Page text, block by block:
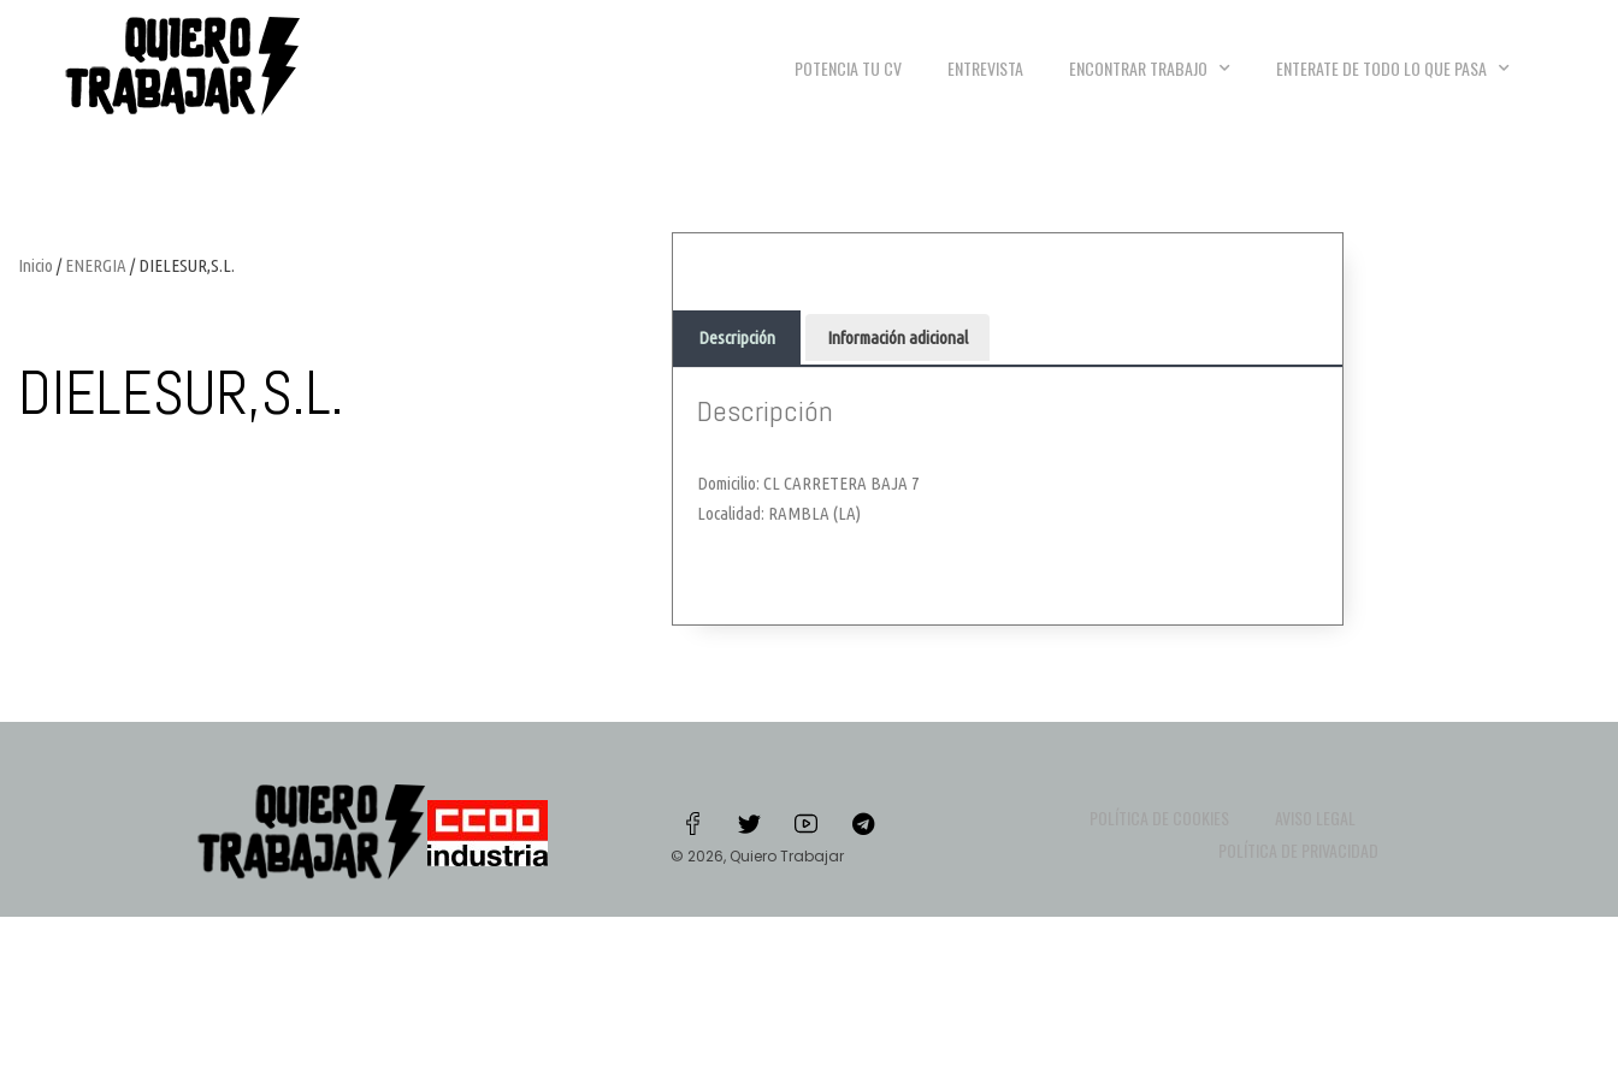
POTENCIA TU CV ENTREVISTA ENCONTRAR TRABAJO ENTERATE DE TODO LO QUE PASA
Inicio /ENERGIA / DIELESUR,S.L.
DIELESUR,S.L.
Descripción Información adicional
Descripción
Domicilio: CL CARRETERA BAJA 7
Localidad: RAMBLA (LA)
© 2026, Quiero Trabajar